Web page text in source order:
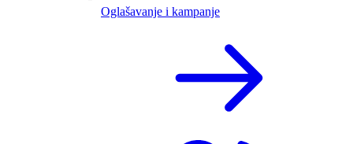
Oglašavanje i kampanje